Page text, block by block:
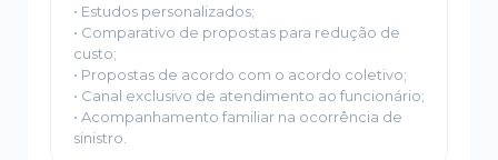
• Estudos personalizados;
• Comparativo de propostas para redução de
custo;
• Propostas de acordo com o acordo coletivo;
• Canal exclusivo de atendimento ao funcionário;
• Acompanhamento familiar na ocorrência de
sinistro.